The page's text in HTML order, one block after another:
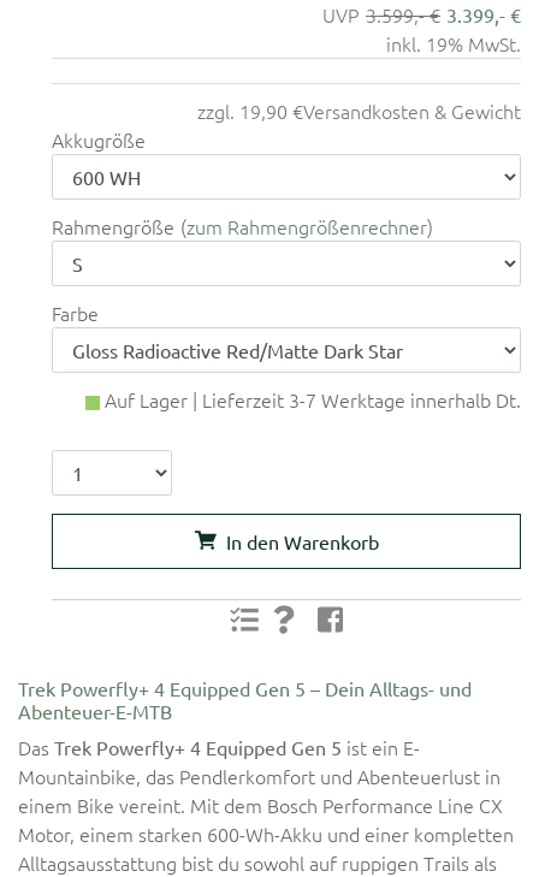
3.599,- € 3.399,- €
inkl. 19% MwSt.
zzgl. 19,90 €Versandkosten & Gewicht
Akkugröße
Rahmengröße zum Rahmengrößenrechner
Farbe
Auf Lager | Lieferzeit 3-7 Werktage innerhalb Dt.
In den Warenkorb
Trek Powerfly+ 4 Equipped Gen 5 – Dein Alltags- und
Abenteuer-E-MTB
Das Trek Powerfly+ 4 Equipped Gen 5 ist ein E-
Mountainbike, das Pendlerkomfort und Abenteuerlust in
einem Bike vereint. Mit dem Bosch Performance Line CX
Motor, einem starken 600-Wh-Akku und einer kompletten
Alltagsausstattung bist du sowohl auf ruppigen Trails als